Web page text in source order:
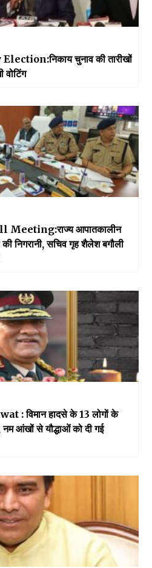
चुनाव की तारीखों
वोटिंग
आपातकालीन
निगरानी, सचिव गृह शैलेश बगौली
: विमान हादसे के 13 लोगों के
आंखों से यौद्धाओं को दी गई